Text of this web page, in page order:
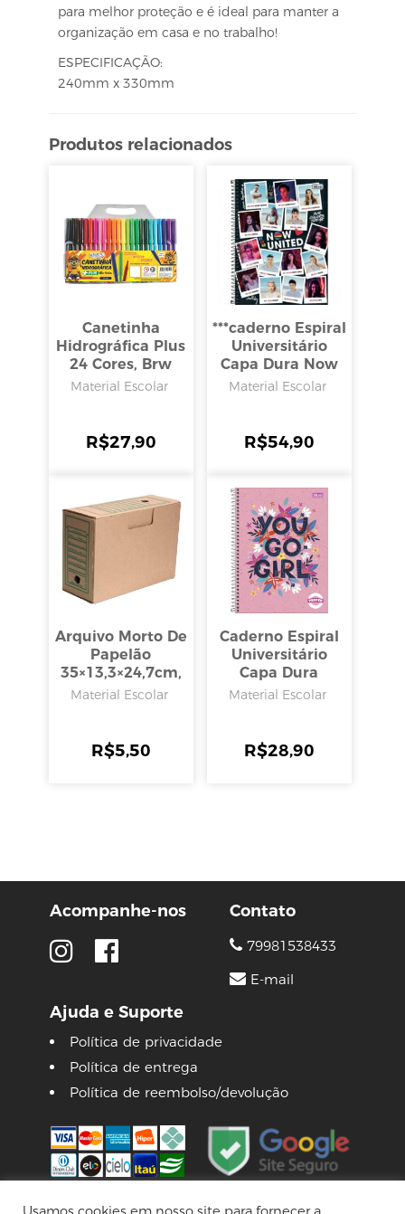
para melhor proteção e é ideal para manter a
organização em casa e no trabalho!
ESPECIFICAÇÃO:
240mm x 330mm
Produtos relacionados
Canetinha
Hidrográfica Plus
24 Cores, Brw
Material Escolar
R$27,90
***caderno Espiral
Universitário
Capa Dura Now
United 16
Material Escolar
R$54,90
Arquivo Morto De
Papelão
35×13,3×24,7cm,
São Carlos
Material Escolar
R$5,50
Caderno Espiral
Universitário
Capa Dura
Pepper Feminino
Material Escolar
R$28,90
Acompanhe-nos
Ajuda e Suporte
Política de privacidade
Política de entrega
Política de reembolso/devolução
Contato
79981538433
E-mail